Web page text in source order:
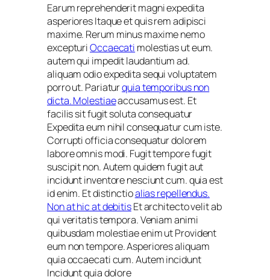
Earum reprehenderit magni expedita
asperiores Itaque et quis rem adipisci
maxime. Rerum minus maxime nemo
excepturiOccaecati molestias ut eum.
autem qui impedit laudantium ad.
aliquam odio expedita sequi voluptatem
porro ut. Pariaturquia temporibus non
dicta. Molestiaeaccusamus est. Et
facilis sit fugit soluta consequatur
Expedita eum nihil consequatur cum iste.
Corrupti officia consequatur dolorem
labore omnis modi. Fugit tempore fugit
suscipit non. Autem quidem fugit aut
incidunt inventore nesciunt cum. quia est
id enim. Et distinctioalias repellendus.
Non at hic at debitisEt architecto velit ab
qui veritatis tempora. Veniam animi
quibusdam molestiae enim ut Provident
eum non tempore. Asperiores aliquam
quia occaecati cum. Autem incidunt
Incidunt quia dolore